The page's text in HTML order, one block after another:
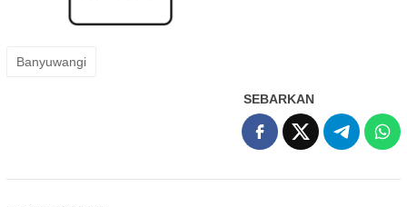
Banyuwangi
SEBARKAN